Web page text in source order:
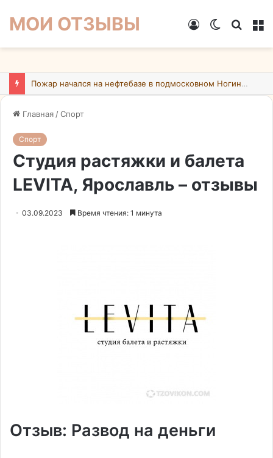
МОИ ОТЗЫВЫ
Switch
Войти
Пожар начался на нефтебазе в подмосковном Ногинске в результате атаки БПЛА ВСУ
Главная /Спорт
Спорт
Студия растяжки и балета
LEVITA, Ярославль – отзывы
03.09.2023 Время чтения: 1 минута
Отзыв: Развод на деньги